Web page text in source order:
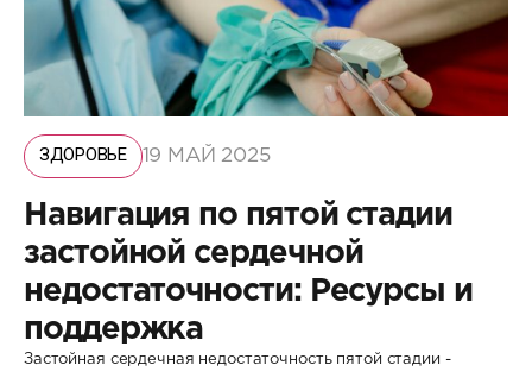
ЗДОРОВЬЕ 19 МАЙ 2025
Навигация по пятой стадии
застойной сердечной
недостаточности: Ресурсы и
поддержка
Застойная сердечная недостаточность пятой стадии -